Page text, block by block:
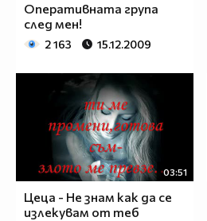
Оперативната група
след мен!
2 163 15.12.2009
03:51
Цеца - Не знам как да се
излекувам от теб